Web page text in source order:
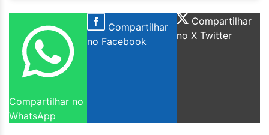
Compartilhar no
WhatsApp
Compartilhar
no Facebook
Compartilhar
no X Twitter